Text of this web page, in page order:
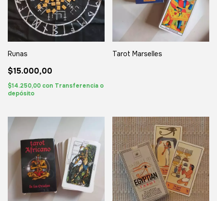
Runas
$15.000,00
$14.250,00 con Transferencia o
depósito
Tarot Marselles